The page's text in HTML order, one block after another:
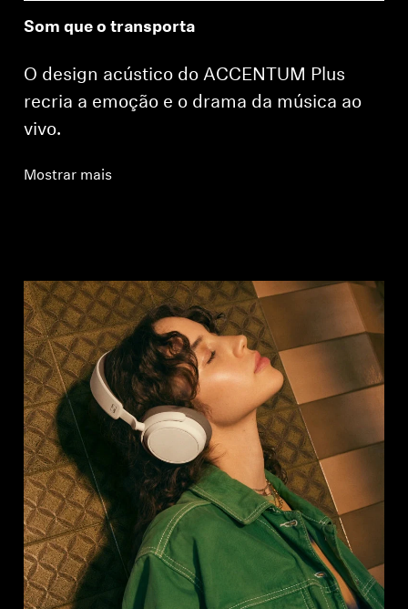
Som que o transporta
O design acústico do ACCENTUM Plus
recria a emoção e o drama da música ao
vivo.
Mostrar mais